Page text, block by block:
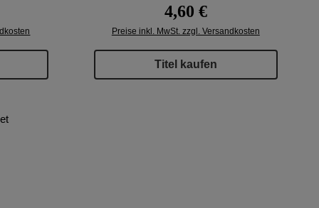
Regulärer Preis:
4,60 €
Preise inkl. MwSt. zzgl. Versandkosten
Titel kaufen